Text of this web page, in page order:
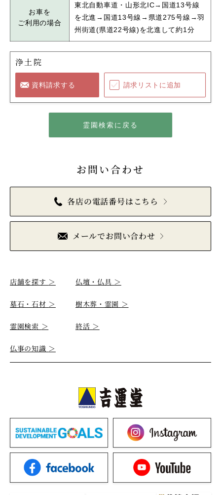
お車を
ご利用の場合
東北自動車道・山形北IC→国道13号線
を北進→国道13号線→県道275号線→羽
州街道(県道22号線)を北進して約1分
浄土院
資料請求する 請求リストに追加
霊園検索に戻る
お問い合わせ
各店の電話番号はこちら
メールでお問い合わせ
店舗を探す ＞ 仏壇・仏具 ＞
墓石・石材 ＞ 樹木葬・霊園 ＞
霊園検索 ＞ 終活 ＞
仏事の知識 ＞